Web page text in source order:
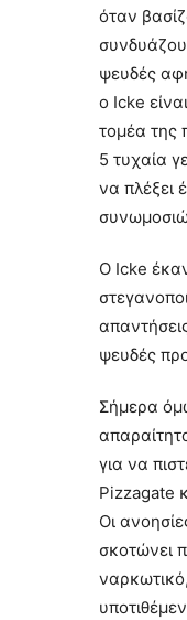
όταν
ψευδές
ο Icke
τομέα της
5 τυχαία
να πλέξει
Ο Icke
ψευδές
Σήμερα
για να
Pizzagate
Οι
σκοτώνει